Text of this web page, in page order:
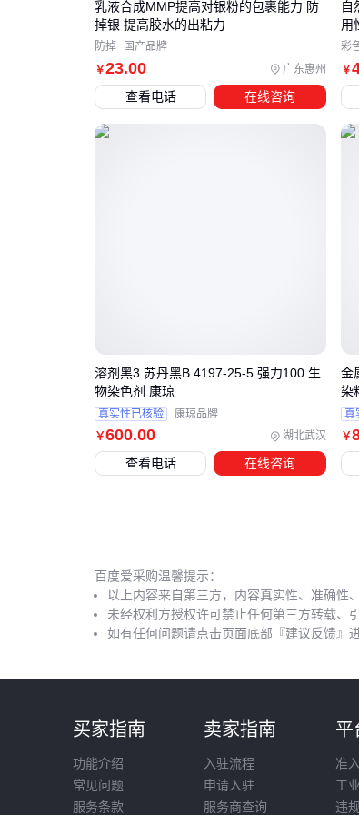
￥23.00 广东惠州
乳液合成MMP提高对银粉的包裹能力 防
掉银 提高胶水的出粘力
防掉 国产品牌
查看电话 在线咨询
￥
自
用
彩
￥600.00 湖北武汉
溶剂黑3 苏丹黑B 4197-25-5 强力100 生
物染色剂 康琼
真实性已核验 康琼品牌
查看电话 在线咨询
￥
金
染
真
百度爱采购温馨提示：
以上内容来自第三方，内容真实性、准确性
未经权利方授权许可禁止任何第三方转载、
如有任何问题请点击页面底部『建议反馈』
买家指南
功能介绍
常见问题
服务条款
卖家指南
入驻流程
申请入驻
服务商查询
平
准
工
违